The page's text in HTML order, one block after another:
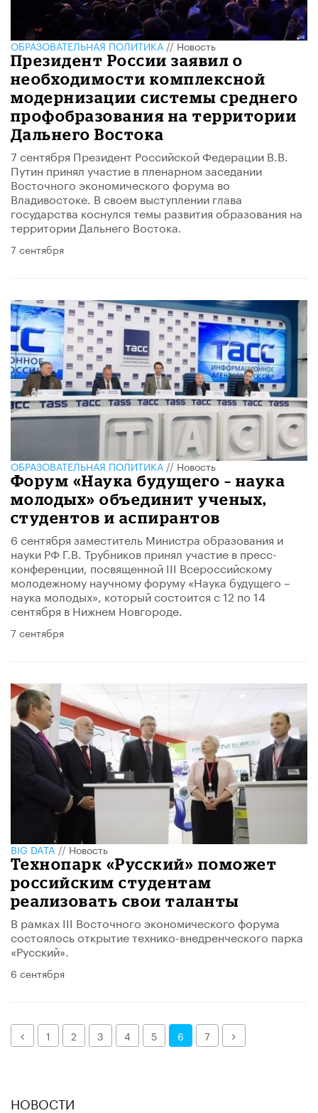
ОБРАЗОВАТЕЛЬНАЯ ПОЛИТИКА//Новость
Президент России заявил о
необходимости комплексной
модернизации системы среднего
профобразования на территории
Дальнего Востока
7 сентября Президент Российской Федерации В.В.
Путин принял участие в пленарном заседании
Восточного экономического форума во
Владивостоке. В своем выступлении глава
государства коснулся темы развития образования на
территории Дальнего Востока.
7 сентября
ОБРАЗОВАТЕЛЬНАЯ ПОЛИТИКА//Новость
Форум «Наука будущего – наука
молодых» объединит ученых,
студентов и аспирантов
6 сентября заместитель Министра образования и
науки РФ Г.В. Трубников принял участие в пресс-
конференции, посвященной III Всероссийскому
молодежному научному форуму «Наука будущего –
наука молодых», который состоится с 12 по 14
сентября в Нижнем Новгороде.
7 сентября
BIG DATA//Новость
Технопарк «Русский» поможет
российским студентам
реализовать свои таланты
В рамках III Восточного экономического форума
состоялось открытие технико-внедренческого парка
«Русский».
6 сентября
Назад1 2 3 4 5 6 7 Далее
НОВОСТИ